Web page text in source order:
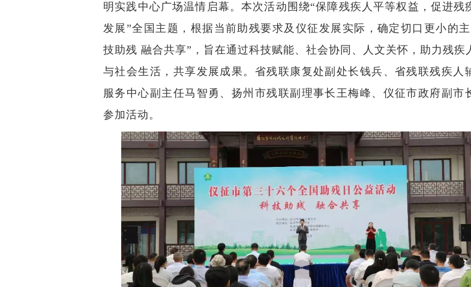
明实践中心广场温情启幕。本次活动 围绕“保障残疾人平等权益，促进残
发展”全国主题，根据当前助残要求及仪征发展实际，确定切口更小的
技助残 融合共享” ，旨在通过科技赋能、社会协同、人文关怀，助力残疾
与社会生活，共享发展成果。省残联康复处副处长钱兵、省残联残疾人
服务中心副主任马智勇、扬州市残联副理事长王梅峰、仪征市政府副市
参加活动。